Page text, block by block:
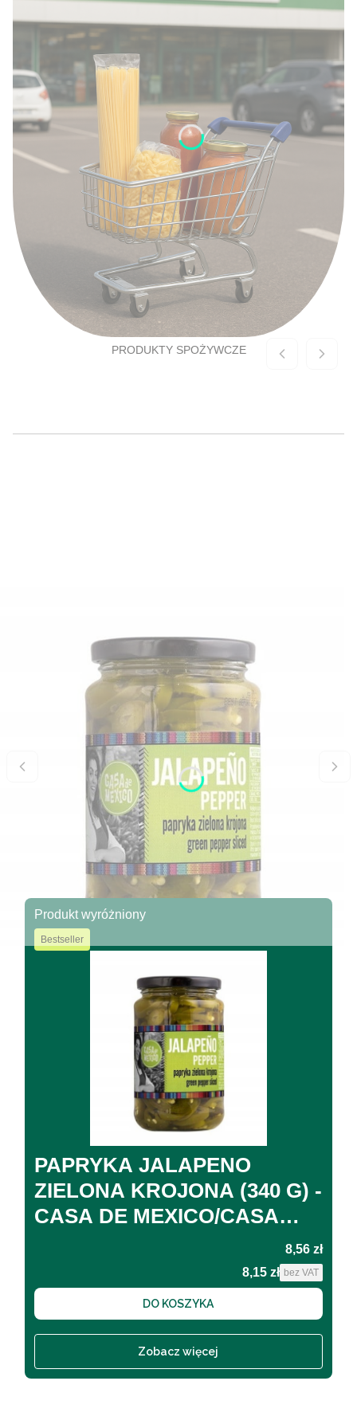
PRODUKTY SPOŻYWCZE
Produkt wyróżniony
Bestseller
PAPRYKA JALAPENO
ZIELONA KROJONA (340 G) -
CASA DE MEXICO/CASA
Cena
8,56 zł
Cena
8,15 zł bez VAT
DO KOSZYKA
Zobacz więcej